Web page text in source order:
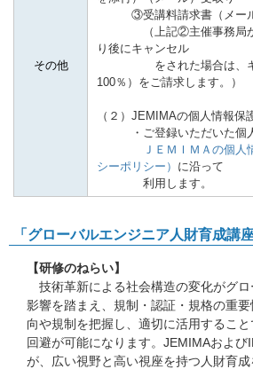
その他
③受講料請求書 （メー
（上記②主催事務局か
り後にキャンセル
をされた場合は、キャ
100％）をご請求します。）
（２）JEMIMAの個人情報保
・ご登録いただいた個人
ＪＥＭＩＭＡの個
シーポリシー） に沿って
利用します。
「グローバルエンジニア人財育成講
【研修のねらい】
技術革新による社会構造の変化がグロ
影響を踏まえ、規制・認証・規格の重
向や規制を把握し、適切に活用するこ
回避が可能になります。JEMIMAおよび
が、広い視野と高い視座を持つ人財育成